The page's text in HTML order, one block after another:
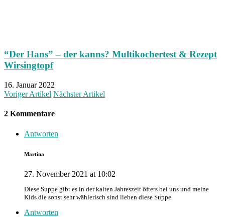
“Der Hans” – der kanns? Multikochertest & Rezept
Wirsingtopf
16. Januar 2022
Voriger Artikel Nächster Artikel
2 Kommentare
Antworten
Martina
27. November 2021 at 10:02
Diese Suppe gibt es in der kalten Jahreszeit öfters bei uns und meine
Kids die sonst sehr wählerisch sind lieben diese Suppe
Antworten